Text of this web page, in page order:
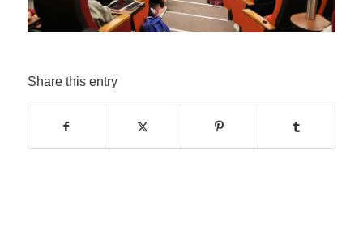
Share this entry